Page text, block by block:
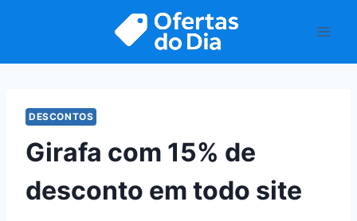
DESCONTOS
Girafa com 15% de
desconto em todo site